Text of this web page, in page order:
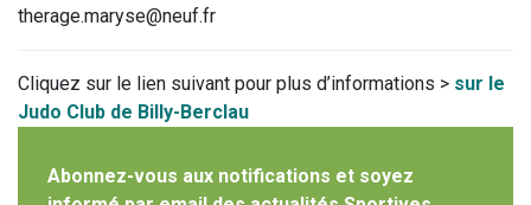
therage.maryse@neuf.fr
Cliquez sur le lien suivant pour plus d’informations > sur le
Judo Club de Billy-Berclau
Abonnez-vous aux notifications et soyez